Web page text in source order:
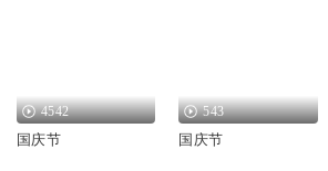
4542
国庆节
543
国庆节